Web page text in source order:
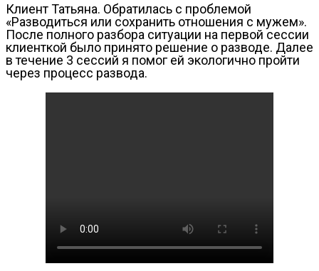
Клиент Татьяна. Обратилась с проблемой
«Разводиться или сохранить отношения с мужем».
После полного разбора ситуации на первой сессии
клиенткой было принято решение о разводе. Далее
в течение 3 сессий я помог ей экологично пройти
через процесс развода.